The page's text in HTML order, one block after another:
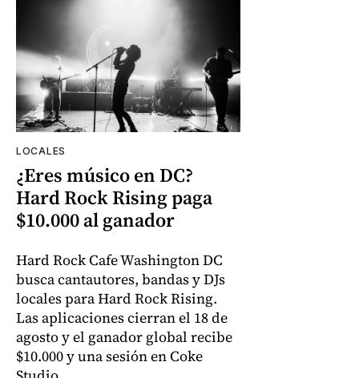
LOCALES
¿Eres músico en DC?
Hard Rock Rising paga
$10.000 al ganador
Hard Rock Cafe Washington DC
busca cantautores, bandas y DJs
locales para Hard Rock Rising.
Las aplicaciones cierran el 18 de
agosto y el ganador global recibe
$10.000 y una sesión en Coke